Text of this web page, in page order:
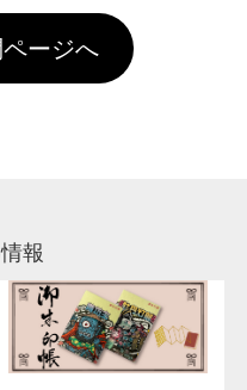
されていなければ、ラン
せん。
落とすことが可能です。
ご自身にて着用前に落と
お願いいたします。※1
のご注文に関わらず、前
きで4,000円未満になる
すので、ご注意くださ
ージへ
報